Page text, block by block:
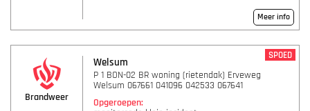
Meer info
Brandweer
Welsum
SPOED
P 1 BON-02 BR woning (rietendak) Erveweg
Welsum 067661 041096 042533 067641
Opgeroepen: